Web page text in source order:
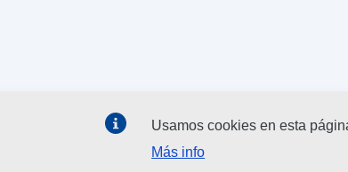
Usamos cookies en esta
Más info